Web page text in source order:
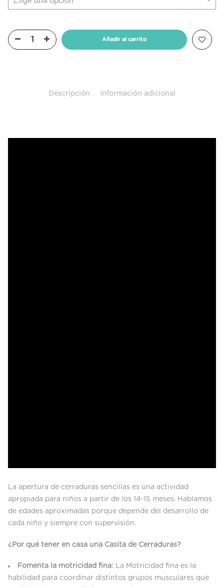
Añadir al carrito
Descripción Información adicional
La apertura de cerraduras sencillas es una actividad
apropiada para niños a partir de los 14-15 meses. Hablamos
de edades aproximadas porque depende del desarrollo de
cada niño y siempre con supervisión.
¿Por qué tener en casa una Casita de Cerraduras?
Fomenta la motricidad fina: La Motricidad fina es la
habilidad para coordinar distintos grupos musculares que